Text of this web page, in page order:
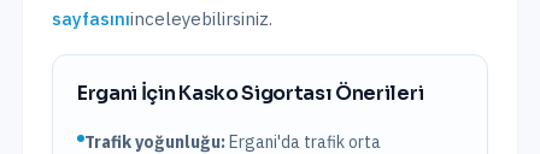
sayfasınıinceleyebilirsiniz.
Ergani İçinKasko SigortasıÖnerileri
Trafik yoğunluğu:Ergani'da trafikorta